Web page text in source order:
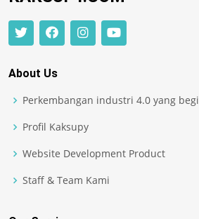
About Us
Perkembangan industri 4.0 yang
Profil Kaksupy
Website Development Product
Staff & Team Kami